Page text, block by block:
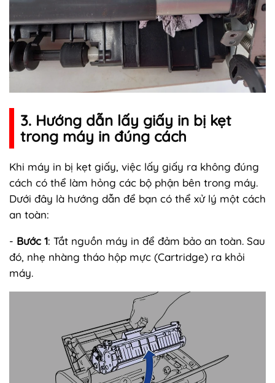
3. Hướng dẫn lấy giấy in bị kẹt
trong máy in đúng cách
Khi máy in bị kẹt giấy, việc lấy giấy ra không đúng
cách có thể làm hỏng các bộ phận bên trong máy.
Dưới đây là hướng dẫn để bạn có thể xử lý một cách
an toàn:
- Bước 1: Tắt nguồn máy in để đảm bảo an toàn. Sau
đó, nhẹ nhàng tháo hộp mực (Cartridge) ra khỏi
máy.